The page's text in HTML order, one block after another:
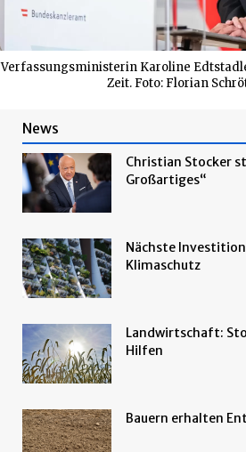
Verfassungsministerin Karoline
Zeit. Foto: Florian
News
Christian Stocker
Großartiges“
Nächste
Klimaschutz
Landwirtschaft:
Hilfen
Bauern erhalten